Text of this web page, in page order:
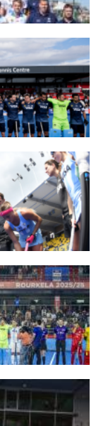
de hockey disputará
ante Estados Unidos.
de hockey disputará
ante Japón.
y Bélgica.
F...
Bajos y Bélgica.
P...
ventanas de Pro